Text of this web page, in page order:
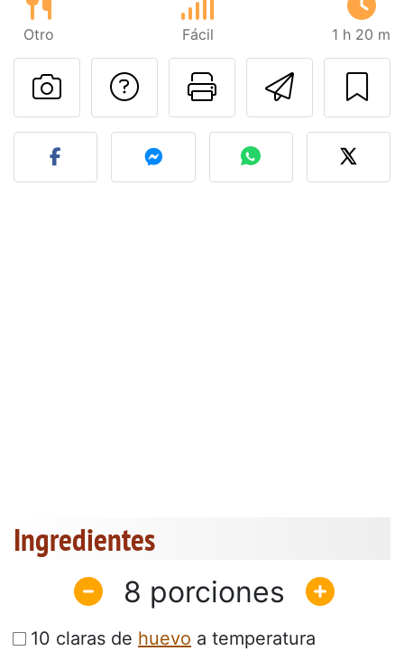
Otro Fácil 1 h 20 m
Imprimir
Preguntar al autor
Publicar la foto de esta
Ingredientes
8
10 claras de huevo a temperatura